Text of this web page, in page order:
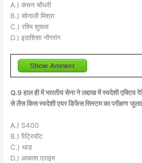
A.) कंचन चौधरी
B.) सोनाली मिश्रा
C.) रश्मि शुक्ला
D.) इदाशिशा नोंगरांग
Show Answer
Q.9 हाल ही में भारतीय सेना ने लद्दाख में स्वदेशी एक्टिव
से लैस किस स्वदेशी एयर डिफेंस सिस्टम का परीक्षण
A.) S400
B.) पैट्रियॉट
C.) थाड
D.) आकाश प्राइम